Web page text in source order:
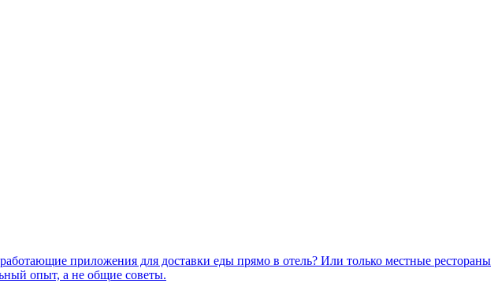
приложения для доставки еды прямо в отель? Или только местные рестораны
опыт, а не общие советы.